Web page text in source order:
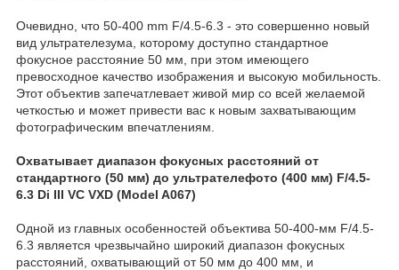
Очевидно, что 50-400 mm F/4.5-6.3 - это совершенно новый
вид ультрателезума, которому доступно стандартное
фокусное расстояние 50 мм, при этом имеющего
превосходное качество изображения и высокую мобильность.
Этот объектив запечатлевает живой мир со всей желаемой
четкостью и может привести вас к новым захватывающим
фотографическим впечатлениям.
Охватывает диапазон фокусных расстояний от
стандартного (50 мм) до ультрателефото (400 мм) F/4.5-
6.3 Di III VC VXD (Model A067)
Одной из главных особенностей объектива 50-400-мм F/4.5-
6.3 является чрезвычайно широкий диапазон фокусных
расстояний, охватывающий от 50 мм до 400 мм, и